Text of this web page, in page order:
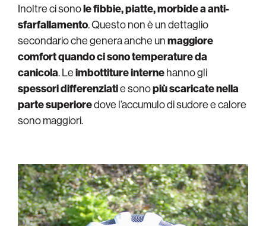
Inoltre ci sonole fibbie, piatte, morbide a anti-
sfarfallamento. Questo non è un dettaglio
secondario che genera anche unmaggiore
comfort quando ci sono temperature da
canicola. Leimbottiture internehanno gli
spessori differenziatie sonopiù scaricate nella
parte superioredove l’accumulo di sudore e calore
sono maggiori.